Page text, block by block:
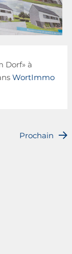
Dorf» à
WortImmo
Prochain